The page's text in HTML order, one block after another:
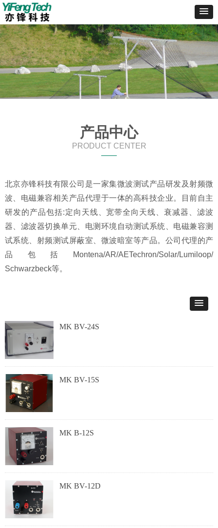
产品中心
PRODUCT CENTER
——
北京亦锋科技有限公司是一家集微波测试产品研发及射频微
波、电磁兼容相关产品代理于一体的高科技企业。目前自主
研发的产品包括:定向天线、宽带全向天线、衰减器、滤波
器、滤波器切换单元、电测环境自动测试系统、电磁兼容测
试系统、射频测试屏蔽室、微波暗室等产品。公司代理的产
品包括Montena/AR/AETechron/Solar/Lumiloop/
Schwarzbeck等。
MK BV-24S
MK BV-15S
MK B-12S
MK BV-12D